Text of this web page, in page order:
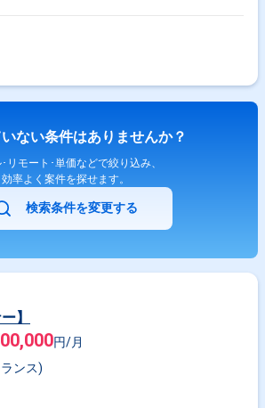
ない条件はありませんか？
リモート･単価などで絞り込み、
効率よく案件を探せます。
検索条件を変更する
】
円/月
ンス)